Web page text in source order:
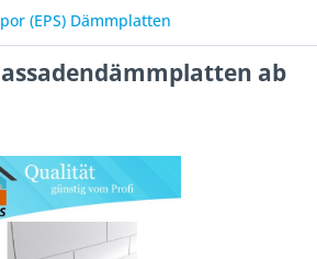
(EPS) Dämmplatten
ab